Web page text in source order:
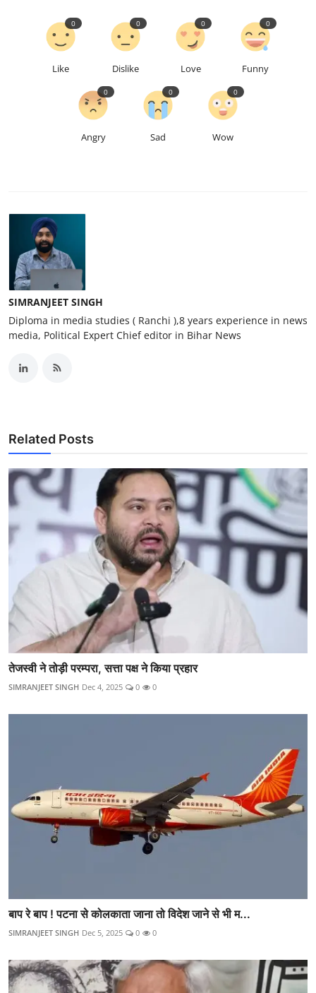
Like
0
Dislike
0
Love
0
Funny
0
Angry
0
Sad
0
Wow
0
SIMRANJEET SINGH
Diploma in media studies ( Ranchi ),8 years experience in news
media, Political Expert Chief editor in Bihar News
Related Posts
तेजस्वी ने तोड़ी परम्परा, सत्ता पक्ष ने किया प्रहार
SIMRANJEET SINGH Dec 4, 2025 0 0
बाप रे बाप ! पटना से कोलकाता जाना तो विदेश जाने से भी म...
SIMRANJEET SINGH Dec 5, 2025 0 0